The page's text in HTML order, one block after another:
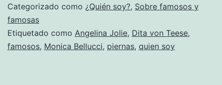
Categorizado como ¿Quién soy?, Sobre famosos y
famosas
Etiquetado como Angelina Jolie, Dita von Teese,
famosos, Monica Bellucci, piernas, quien soy